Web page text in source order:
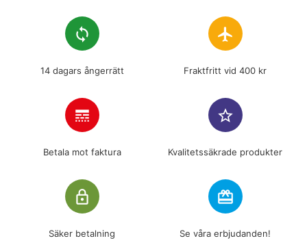
loop
14 dagars ångerrätt
flight
Fraktfritt vid 400 kr
line_style
Betala mot faktura
star_border
Kvalitetssäkrade produkter
lock_outline
Säker betalning
redeem
Se våra erbjudanden!